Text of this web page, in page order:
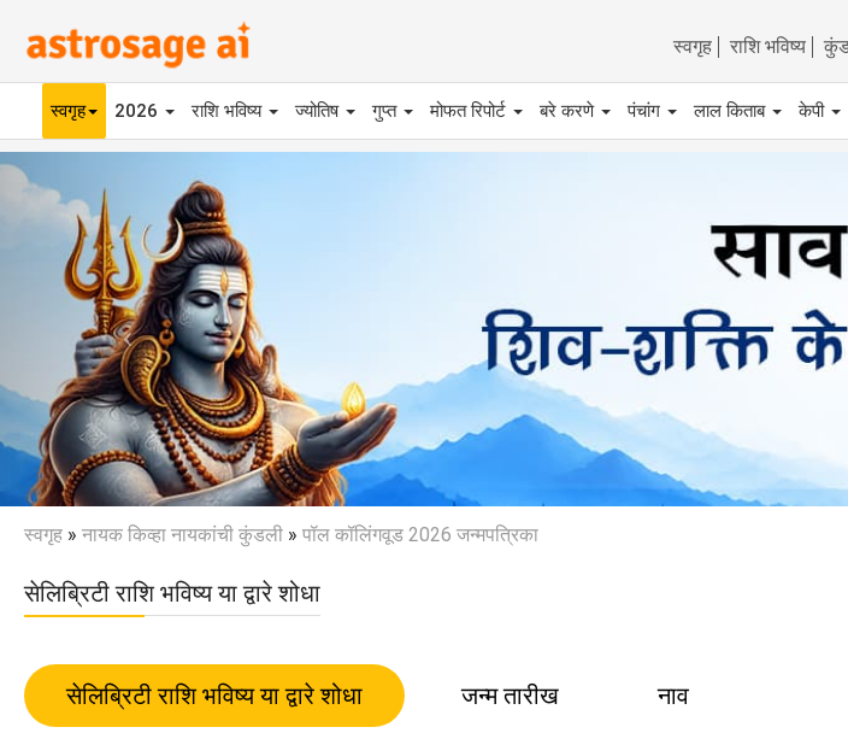
स्वगृह राशि भविष्य
स्वगृह 2026 राशि भविष्य ज्योतिष गुप्त मोफत रिपोर्ट बरे करणे पंचांग लाल किताब केपी
Previous
स्वगृह » नायक किव्हा नायकांची कुंडली » पॉल कॉलिंगवूड 2026 जन्मपत्रिका
सेलिब्रिटी राशि भविष्य या द्वारे शोधा
सेलिब्रिटी राशि भविष्य या द्वारे शोधा जन्म तारीख नाव